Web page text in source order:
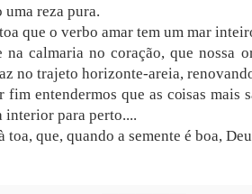
uma reza pura.
que o verbo amar tem um mar
na calmaria no coração, que nossa
no trajeto horizonte-areia,
fim entendermos que as coisas mais
interior para perto....
toa, que, quando a semente é boa,